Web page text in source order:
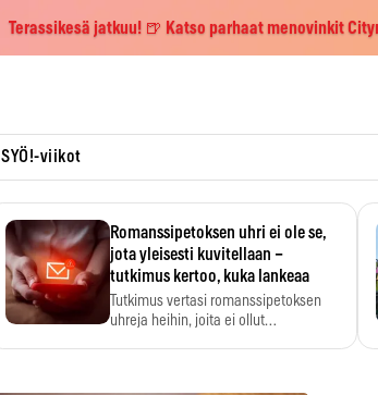
Terassikesä jatkuu! 🍺 Katso parhaat menovinkit
SYÖ!-viikot
Romanssipetoksen uhri ei ole se,
jota yleisesti kuvitellaan –
tutkimus kertoo, kuka lankeaa
Tutkimus vertasi romanssipetoksen
uhreja heihin, joita ei ollut…